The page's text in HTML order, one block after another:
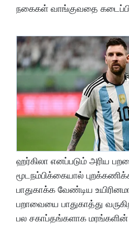
நகைகள் வாங்குவதை
ஹர்கிலா எனப்படும் அரிய
மூடநம்பிக்கையால்
பாதுகாக்க வேண்டிய
பறாவையை பாதுகாத்து
பல சகாப்தங்களாக மரங்களின்